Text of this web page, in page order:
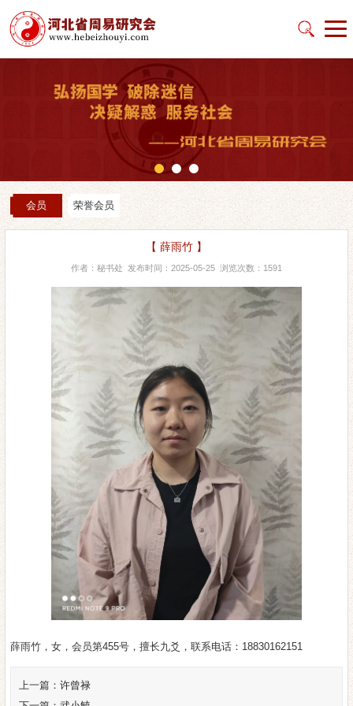
会员 荣誉会员
【 薛雨竹 】
作者：秘书处 发布时间：2025-05-25 浏览次数：1591
薛雨竹，女，会员第455号，擅长九爻，联系电话：18830162151
上一篇：许曾禄